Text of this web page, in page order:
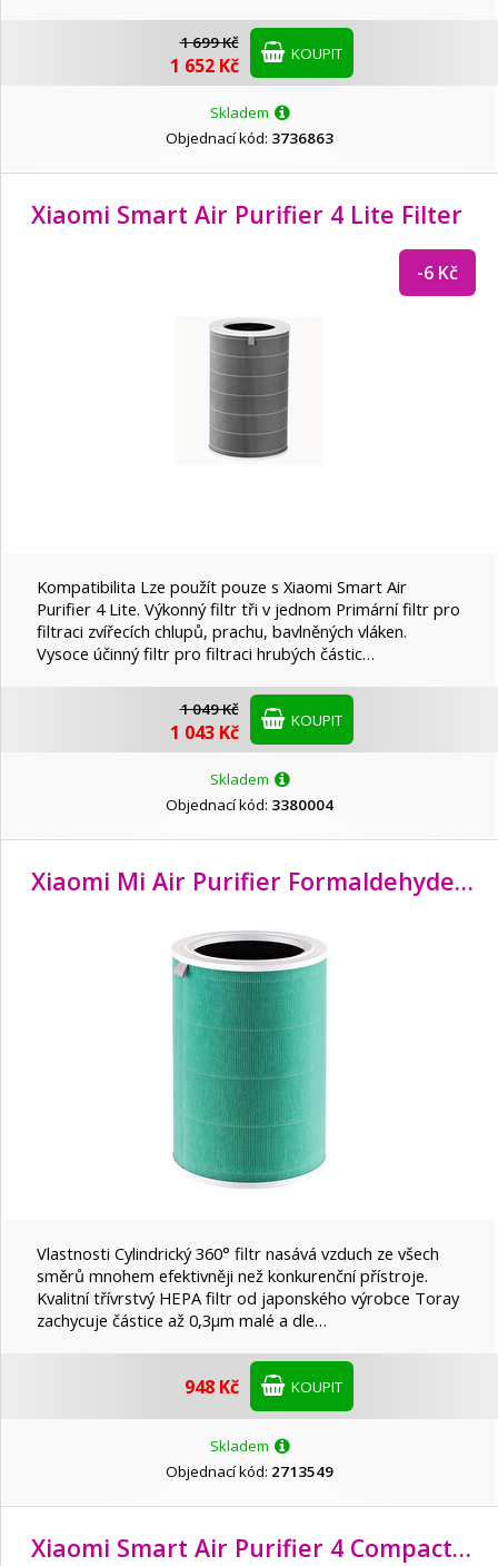
1 699 Kč
1 652 Kč KOUPIT
Skladem
Objednací kód: 3736863
Xiaomi Smart Air Purifier 4 Lite Filter
-6 Kč
Kompatibilita Lze použít pouze s Xiaomi Smart Air
Purifier 4 Lite. Výkonný filtr tři v jednom Primární filtr pro
filtraci zvířecích chlupů, prachu, bavlněných vláken.
Vysoce účinný filtr pro filtraci hrubých částic…
1 049 Kč
1 043 Kč KOUPIT
Skladem
Objednací kód: 3380004
Xiaomi Mi Air Purifier Formaldehyde Filter S1
Vlastnosti Cylindrický 360° filtr nasává vzduch ze všech
směrů mnohem efektivněji než konkurenční přístroje.
Kvalitní třívrstvý HEPA filtr od japonského výrobce Toray
zachycuje částice až 0,3µm malé a dle…
948 Kč KOUPIT
Skladem
Objednací kód: 2713549
Xiaomi Smart Air Purifier 4 Compact Filter